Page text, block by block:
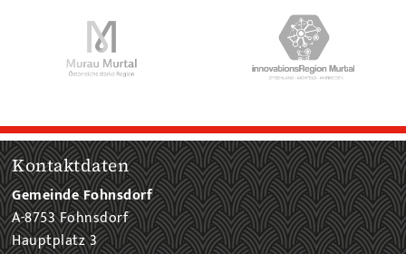
Kontaktdaten
Gemeinde Fohnsdorf
A-8753 Fohnsdorf
Hauptplatz 3